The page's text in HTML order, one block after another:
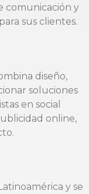
comunicación y
sus clientes.
diseño,
soluciones
en social
online,
y se